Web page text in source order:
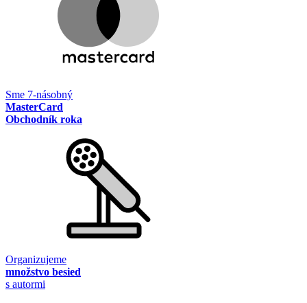
Sme 7-násobný
MasterCard
Obchodník roka
Organizujeme
množstvo besied
s autormi